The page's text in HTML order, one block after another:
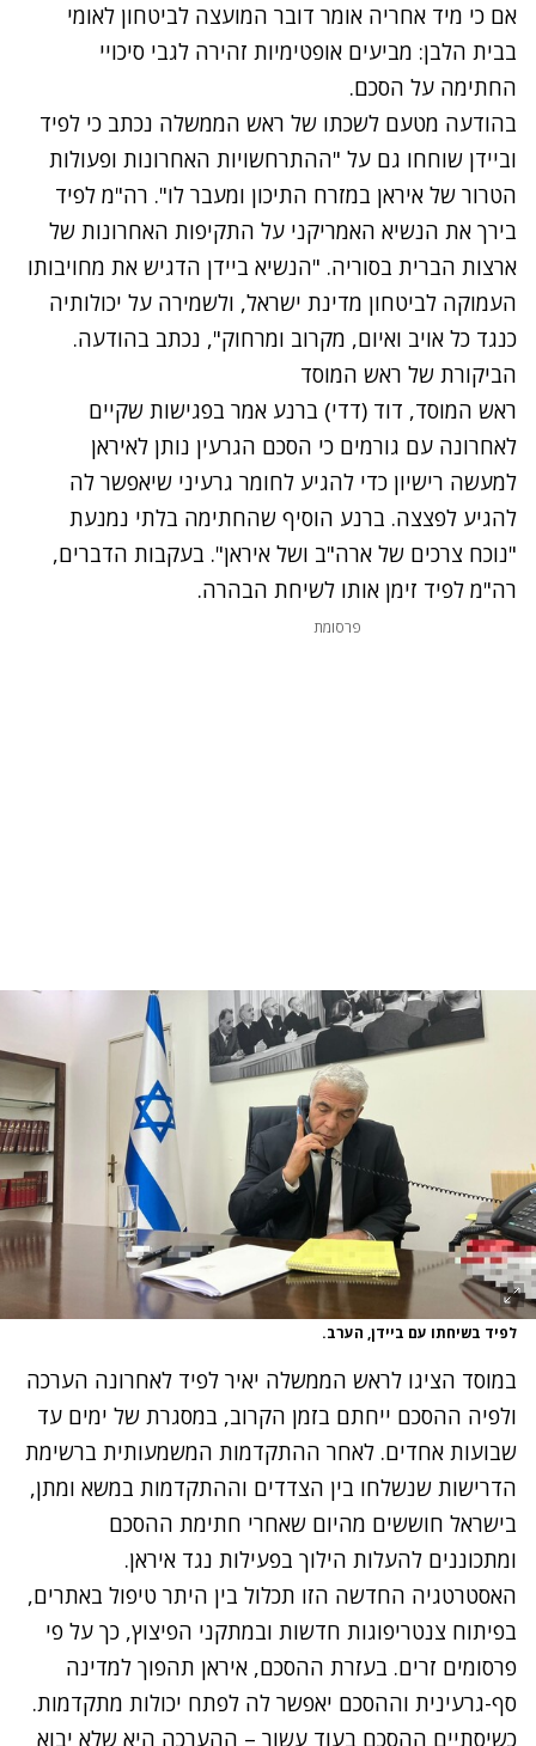
אם כי מיד אחריה אומר דובר המועצה לביטחון לאומי
בבית הלבן: מביעים אופטימיות זהירה לגבי סיכויי
החתימה על הסכם.
בהודעה מטעם לשכתו של ראש הממשלה נכתב כי לפיד
וביידן שוחחו גם על "ההתרחשויות האחרונות ופעולות
הטרור של איראן במזרח התיכון ומעבר לו". רה"מ לפיד
בירך את הנשיא האמריקני על התקיפות האחרונות של
ארצות הברית בסוריה. "הנשיא ביידן הדגיש את מחויבותו
העמוקה לביטחון מדינת ישראל, ולשמירה על יכולותיה
כנגד כל אויב ואיום, מקרוב ומרחוק", נכתב בהודעה.
הביקורת של ראש המוסד
ראש המוסד, דוד (דדי) ברנע אמר בפגישות שקיים
לאחרונה עם גורמים כי הסכם הגרעין נותן לאיראן
למעשה רישיון כדי להגיע לחומר גרעיני שיאפשר לה
להגיע לפצצה. ברנע הוסיף שהחתימה בלתי נמנעת
"נוכח צרכים של ארה"ב ושל איראן". בעקבות הדברים,
רה"מ לפיד זימן אותו לשיחת הבהרה.
פרסומת
לפיד בשיחתו עם ביידן, הערב.
במוסד הציגו לראש הממשלה יאיר לפיד לאחרונה הערכה
ולפיה ההסכם ייחתם בזמן הקרוב, במסגרת של ימים עד
שבועות אחדים. לאחר ההתקדמות המשמעותית ברשימת
הדרישות שנשלחו בין הצדדים וההתקדמות במשא ומתן,
בישראל חוששים מהיום שאחרי חתימת ההסכם
ומתכוננים להעלות הילוך בפעילות נגד איראן.
האסטרטגיה החדשה הזו תכלול בין היתר טיפול באתרים,
בפיתוח צנטריפוגות חדשות ובמתקני הפיצוץ, כך על פי
פרסומים זרים. בעזרת ההסכם, איראן תהפוך למדינה
סף-גרעינית וההסכם יאפשר לה לפתח יכולות מתקדמות.
כשיסתיים ההסכם בעוד עשור – ההערכה היא שלא יבוא